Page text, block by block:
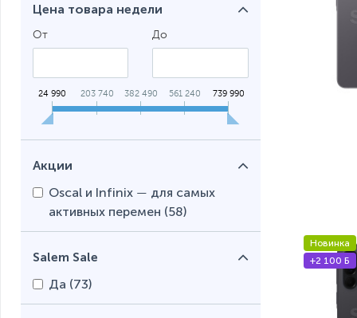
Цена товара недели
От До
24 990 203 740 382 490 561 240 739 990
Акции
Oscal и Infinix — для самых
активных перемен (58)
Salem Sale
Да (73)
Новинка
+2 100 Б